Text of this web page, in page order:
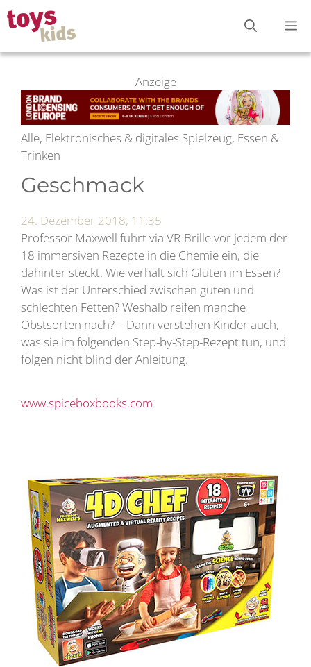
Zum
Inhalt
springen
Anzeige
Alle, Elektronisches & digitales Spielzeug, Essen &
Trinken
Geschmack
24. Dezember 2018, 11:35
Professor Maxwell führt via VR-Brille vor jedem der
18 immersiven Rezepte in die Chemie ein, die
dahinter steckt. Wie verhält sich Gluten im Essen?
Was ist der Unterschied zwischen guten und
schlechten Fetten? Weshalb reifen manche
Obstsorten nach? – Dann verstehen Kinder auch,
was sie im folgenden Step-by-Step-Rezept tun, und
folgen nicht blind der Anleitung.
www.spiceboxbooks.com